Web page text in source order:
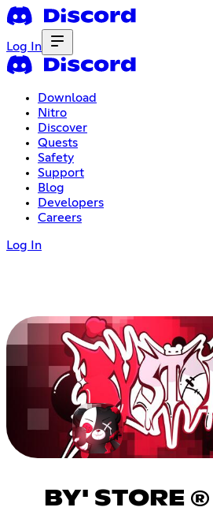
Log In
Download
Nitro
Discover
Quests
Safety
Support
Blog
Developers
Careers
Log In
BY' STORE ® |